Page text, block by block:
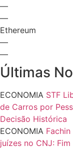
—
—
Ethereum
—
—
Últimas
ECONOMIA STF
de Carros por
Decisão Histórica
ECONOMIA
juízes no CNJ: